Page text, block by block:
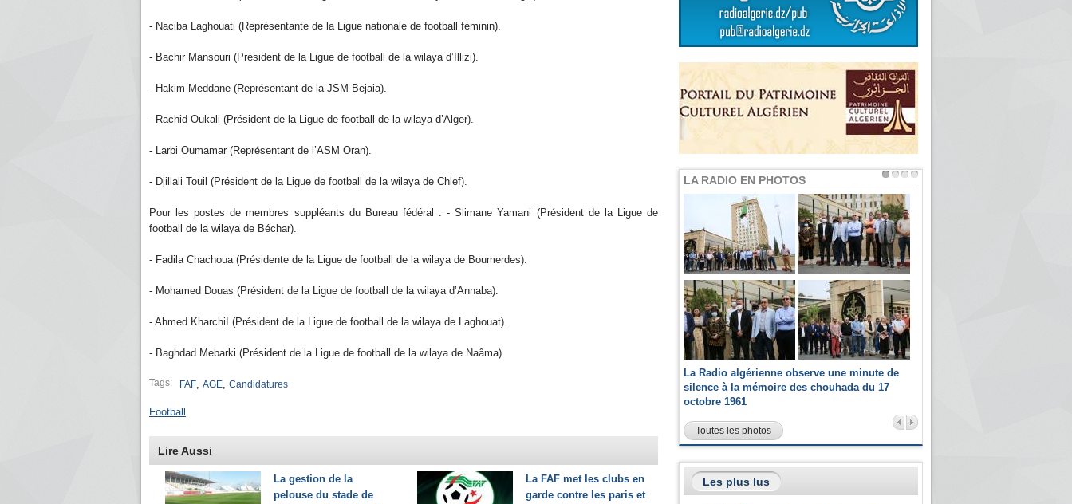
- Naciba Laghouati (Représentante de la Ligue nationale de football féminin).
- Bachir Mansouri (Président de la Ligue de football de la wilaya d’Illizi).
- Hakim Meddane (Représentant de la JSM Bejaia).
- Rachid Oukali (Président de la Ligue de football de la wilaya d’Alger).
- Larbi Oumamar (Représentant de l’ASM Oran).
- Djillali Touil (Président de la Ligue de football de la wilaya de Chlef).
Pour les postes de membres suppléants du Bureau fédéral : - Slimane Yamani (Président de la Ligue de
football de la wilaya de Béchar).
- Fadila Chachoua (Présidente de la Ligue de football de la wilaya de Boumerdes).
- Mohamed Douas (Président de la Ligue de football de la wilaya d’Annaba).
- Ahmed KharchiI (Président de la Ligue de football de la wilaya de Laghouat).
- Baghdad Mebarki (Président de la Ligue de football de la wilaya de Naâma).
Tags: FAF, AGE, Candidatures
Football
Lire Aussi
La gestion de la
pelouse du stade de
La FAF met les clubs en
garde contre les paris et
LA RADIO EN PHOTOS
La Radio algérienne observe une minute de
silence à la mémoire des chouhada du 17
octobre 1961
Toutes les photos
Les plus lus